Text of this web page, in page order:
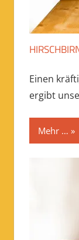
Einen
ergibt
Mehr …